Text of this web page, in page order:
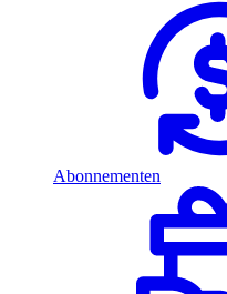
Abonnementen